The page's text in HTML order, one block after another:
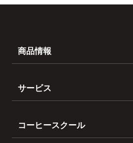
商品情報
サービス
コーヒースクール